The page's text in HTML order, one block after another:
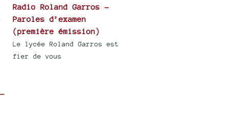
Radio Roland Garros -
Paroles d’examen
(première émission)
Le lycée Roland Garros est
fier de vous